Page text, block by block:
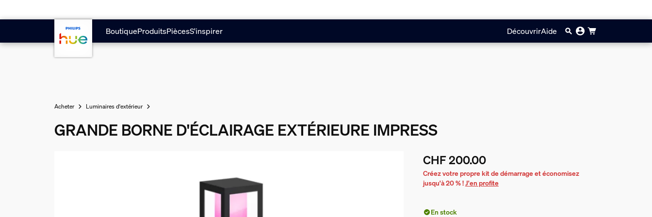
BoutiqueProduitsPiècesS'inspirer DécouvrirAide
Acheter Luminaires d'extérieur
GRANDE BORNE D'ÉCLAIRAGE EXTÉRIEURE IMPRESS
Le prix actuel est CHF 200.00
CHF 200.00
Créez votre propre kit de démarrage et économisez
jusqu'à 20 % !J'en profite
En stock